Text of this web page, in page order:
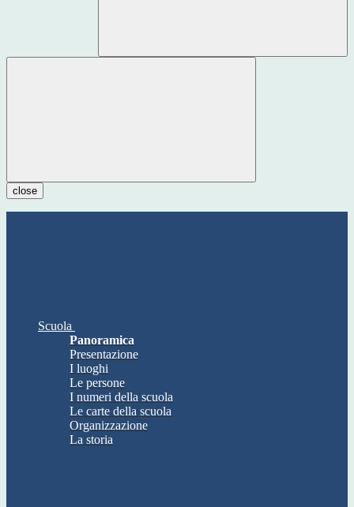
close
Scuola
Panoramica
Presentazione
I luoghi
Le persone
I numeri della scuola
Le carte della scuola
Organizzazione
La storia